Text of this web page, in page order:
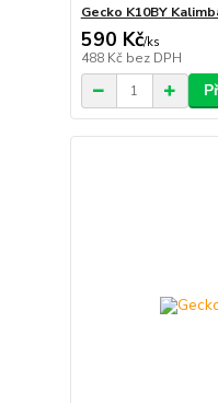
Gecko K10BY
590 Kč/ks
488 Kč bez DPH